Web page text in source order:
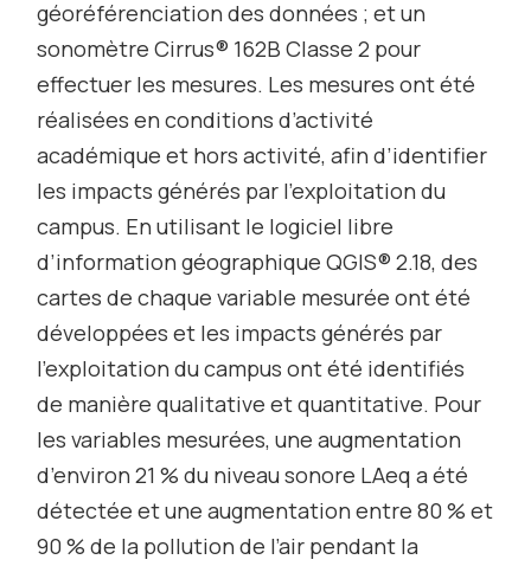
géoréférenciation des données ; et un
sonomètre Cirrus® 162B Classe 2 pour
effectuer les mesures. Les mesures ont été
réalisées en conditions d’activité
académique et hors activité, afin d’identifier
les impacts générés par l’exploitation du
campus. En utilisant le logiciel libre
d’information géographique QGIS® 2.18, des
cartes de chaque variable mesurée ont été
développées et les impacts générés par
l’exploitation du campus ont été identifiés
de manière qualitative et quantitative. Pour
les variables mesurées, une augmentation
d’environ 21 % du niveau sonore LAeq a été
détectée et une augmentation entre 80 % et
90 % de la pollution de l’air pendant la